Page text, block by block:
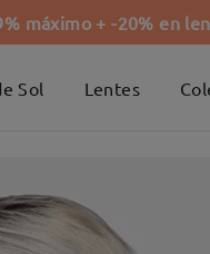
máximo + -20% en
Sol Lentes